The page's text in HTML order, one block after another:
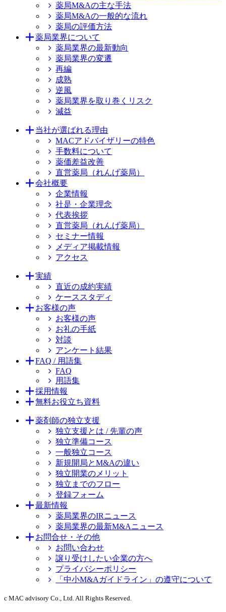
薬局M&Aの主な手法
薬局M&Aの一般的な流れ
薬局の評価方法
薬局業界について
薬局業界の最新動向
薬局業界の変遷
再編
成熟
逆風
薬局業界を取り巻くリスク
減益
当社が選ばれる理由
MACアドバイザリーの特色
手数料について
薬価差益改善
直営薬局（れんげ薬局）
会社概要
企業情報
社是・企業理念
代表挨拶
直営薬局（れんげ薬局）
セミナー情報
メディア掲載情報
アクセス
実績
直近の成約実績
ケーススタディ
お客様の声
お客様の声
お礼の手紙
対談
アンケート結果
FAQ / 用語集
FAQ
用語集
採用情報
無料お役立ち資料
薬剤師の独立支援
独立支援とは / 先輩の声
独立準備コース
一般独立コース
新規開局とM&Aの違い
独立開業のメリット
独立までのフロー
登録フォーム
最新情報
薬局業界のIRニュース
薬局業界の最新M&Aニュース
お問合せ・その他
お問い合わせ
譲り受けしたい企業の方へ
プライバシーポリシー
「中小M&Aガイドライン」の遵守について
c MAC advisory Co., Ltd. All Rights Reserved.